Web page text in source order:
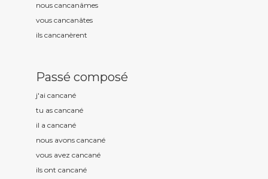
nous cancanâmes
vous cancanâtes
ils cancanèrent
Passé composé
j'ai cancané
tu as cancané
il a cancané
nous avons cancané
vous avez cancané
ils ont cancané